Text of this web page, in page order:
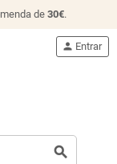
de 30€.
search
person Entrar